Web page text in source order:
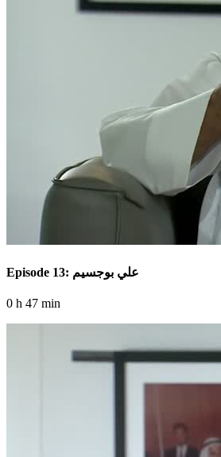
Episode 13: علي بوجسيم
0 h 47 min